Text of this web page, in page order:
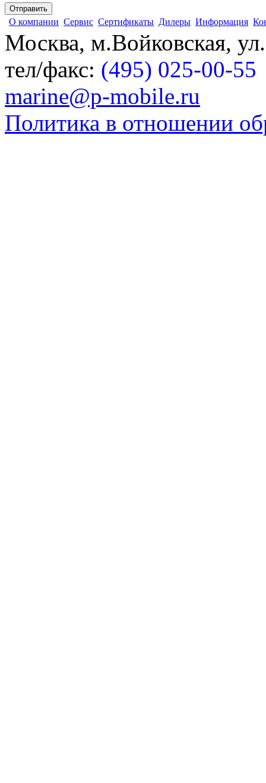
О компании Сервис Сертификаты Дилеры Информация
Москва, м.Войковская,
тел/факс: (495) 025-00-55
marine@p-mobile.ru
Политика в отношении